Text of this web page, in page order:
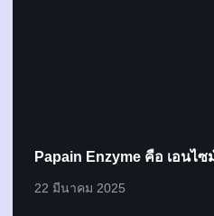
Papain Enzyme คือ เอนไ
22 มีนาคม 2025